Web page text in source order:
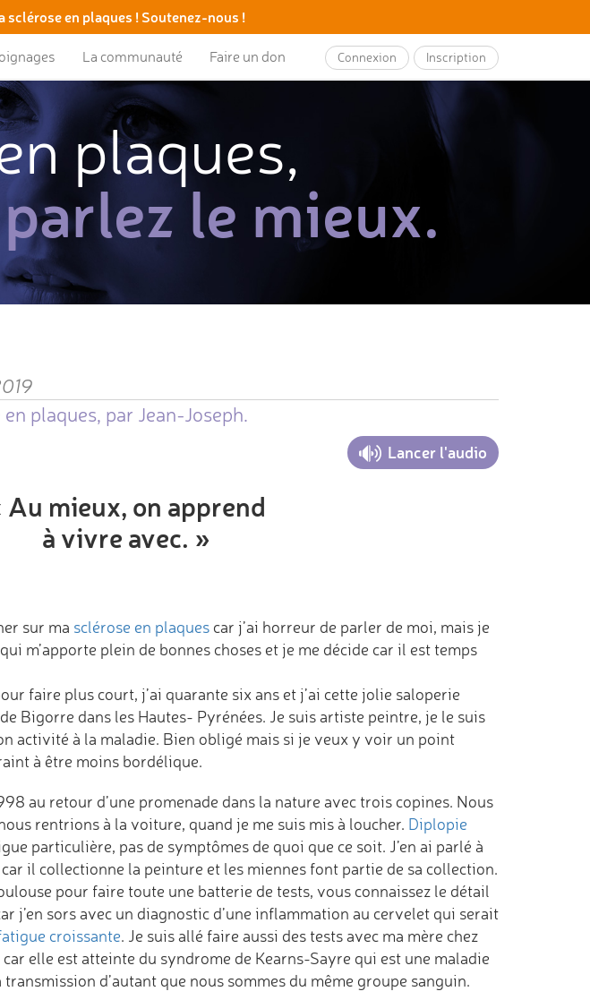
sclérose en plaques ! Soutenez-nous !
La communauté Faire un don Connexion Inscription
plaques,
le mieux.
plaques, par Jean-Joseph.
Lancer l'audio
Au mieux, on apprend
à vivre avec. »
sur ma sclérose en plaquescar j’ai horreur de parler de moi, mais je
m’apporte plein de bonnes choses et je me décide car il est temps
faire plus court, j’ai quarante six ans et j’ai cette jolie saloperie
Bigorre dans les Hautes- Pyrénées. Je suis artiste peintre, je le suis
activité à la maladie. Bien obligé mais si je veux y voir un point
à être moins bordélique.
au retour d’une promenade dans la nature avec trois copines. Nous
rentrions à la voiture, quand je me suis mis à loucher. Diplopie
particulière, pas de symptômes de quoi que ce soit. J’en ai parlé à
il collectionne la peinture et les miennes font partie de sa collection.
pour faire toute une batterie de tests, vous connaissez le détail
j’en sors avec un diagnostic d’une inflammation au cervelet qui serait
croissante. Je suis allé faire aussi des tests avec ma mère chez
elle est atteinte du syndrome de Kearns-Sayre qui est une maladie
d’autant que nous sommes du même groupe sanguin.